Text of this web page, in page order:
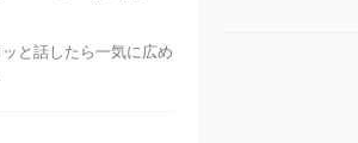
と話したら一気に広め